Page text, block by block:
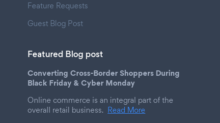
Feature Requests
Guest Blog Post
Featured Blog post
Converting Cross-Border Shoppers During
Black Friday & Cyber Monday
Online commerce is an integral part of the
overall retail business. Read More